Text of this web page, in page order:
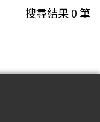
搜尋結果0筆